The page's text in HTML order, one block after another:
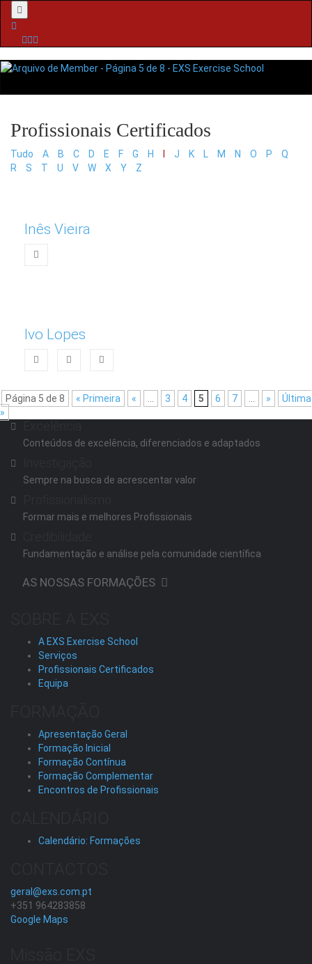
Menu
Tudo A B C D E F G H J K L M N O P
Q
R
S T U V W X Y Z
Inês Vieira
Ivo Lopes
Página 5 de 8 « Primeira « 3 4 5 6 7 »
Última
»
Conteúdos de excelência, diferenciados e adaptados
Sempre na busca de acrescentar valor
Formar mais e melhores Profissionais
Fundamentação e análise pela comunidade científica
AS NOSSAS FORMAÇÕES
A EXS Exercise School
Serviços
Profissionais Certificados
Equipa
Apresentação Geral
Formação Inicial
Formação Contínua
Formação Complementar
Encontros de Profissionais
Calendário: Formações
geral@exs.com.pt
+351 964283858
Google Maps